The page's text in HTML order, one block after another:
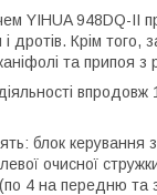
YIHUA 948DQ-II
дротів. Крім
та припоя з
блок
очисної
4 на передню та